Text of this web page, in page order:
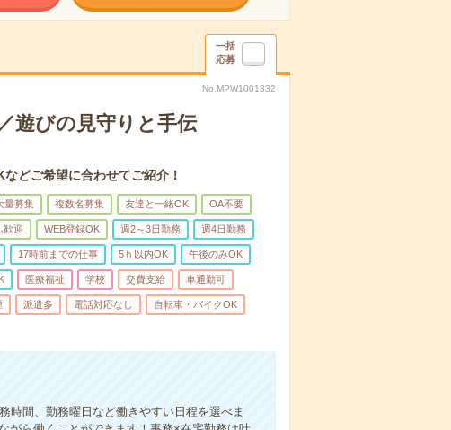
一括
応募
No.MPW1001332
遊びの見守りと手伝
どご希望に合わせてご紹介！
量募集 複数名募集 友達と一緒OK OA不要
歓迎 WEB登録OK 週2～3日勤務 週4日勤務
17時前までの仕事 5ｈ以内OK 午後のみOK
医療福祉 学校 交費支給 車通勤可
派遣多 電話対応なし 自転車・バイクOK
時間、勤務曜日など働きやすい日程を選べま